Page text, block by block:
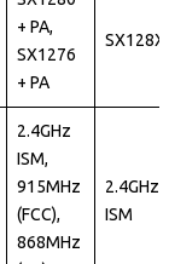
+ PA,
SX1276
+ PA
SX128X
2.4GHz
ISM,
915MHz
(FCC),
868MHz
2.4GHz
ISM